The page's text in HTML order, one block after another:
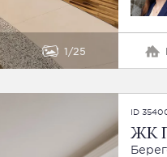
1 25
ID
ЖК